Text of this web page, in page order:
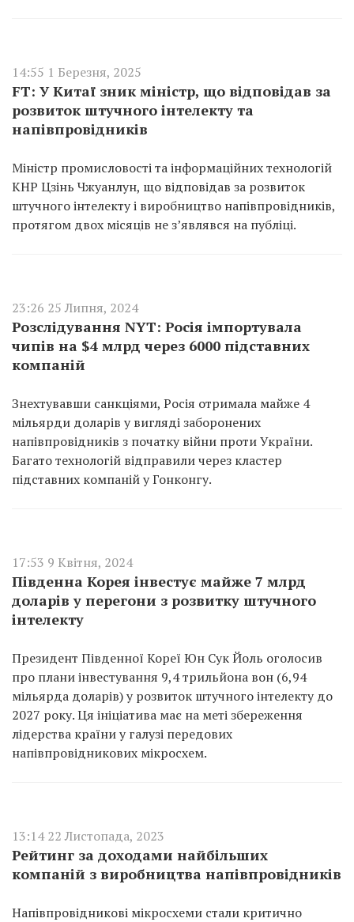
14:55 1 Березня, 2025
FT: У Китаї зник міністр, що відповідав за
розвиток штучного інтелекту та
напівпровідників
Міністр промисловості та інформаційних технологій
КНР Цзінь Чжуанлун, що відповідав за розвиток
штучного інтелекту і виробництво напівпровідників,
протягом двох місяців не з’являвся на публіці.
23:26 25 Липня, 2024
Розслідування NYT: Росія імпортувала
чипів на $4 млрд через 6000 підставних
компаній
Знехтувавши санкціями, Росія отримала майже 4
мільярди доларів у вигляді заборонених
напівпровідників з початку війни проти України.
Багато технологій відправили через кластер
підставних компаній у Гонконгу.
17:53 9 Квітня, 2024
Південна Корея інвестує майже 7 млрд
доларів у перегони з розвитку штучного
інтелекту
Президент Південної Кореї Юн Сук Йоль оголосив
про плани інвестування 9,4 трильйона вон (6,94
мільярда доларів) у розвиток штучного інтелекту до
2027 року. Ця ініціатива має на меті збереження
лідерства країни у галузі передових
напівпровідникових мікросхем.
13:14 22 Листопада, 2023
Рейтинг за доходами найбільших
компаній з виробництва напівпровідників
Напівпровідникові мікросхеми стали критично